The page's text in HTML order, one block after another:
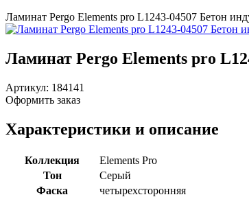
Ламинат Pergo Elements pro L1243-04507 Бетон
Ламинат Pergo Elements pro
Артикул: 184141
Оформить заказ
Характеристики и описание
Коллекция
Elements Pro
Тон
Серый
Фаска
четырехсторонняя